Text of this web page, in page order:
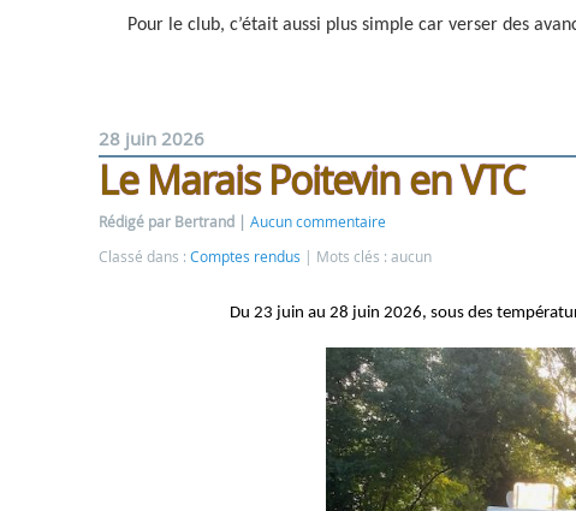
Pour le club, c’était aussi plus simple car verser des
28 juin 2026
Le Marais Poitevin en VTC
Rédigé par Bertrand
Aucun commentaire
Classé dans : Comptes rendus Mots clés : aucun
Du 23 juin au 28 juin 2026, sous des